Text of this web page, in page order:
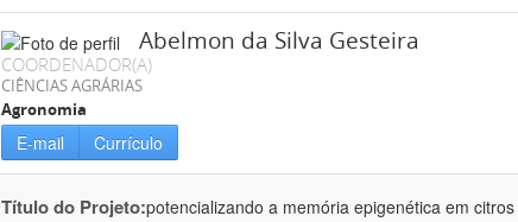
Abelmon da Silva Gesteira
COORDENADOR(A)
CIÊNCIAS AGRÁRIAS
Agronomia
E-mail Currículo
Título do Projeto:potencializando a memória epigenética em